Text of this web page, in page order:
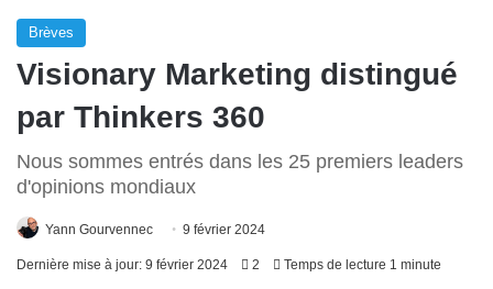
Brèves
Visionary Marketing distingué
par Thinkers 360
Nous sommes entrés dans les 25 premiers leaders
d'opinions mondiaux
Yann Gourvennec 9 février 2024
Dernière mise à jour: 9 février 2024 2 Temps de lecture 1 minute